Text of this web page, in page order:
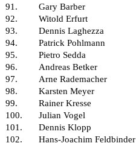
91.
Gary Barber
92.
Witold Erfurt
93.
Dennis Laghezza
94.
Patrick Pohlmann
95.
Pietro Sedda
96.
Andreas Betker
97.
Arne Rademacher
98.
Karsten Meyer
99.
Rainer Kresse
100.
Julian Vogel
101.
Dennis Klopp
102.
Hans-Joachim Feldbinder